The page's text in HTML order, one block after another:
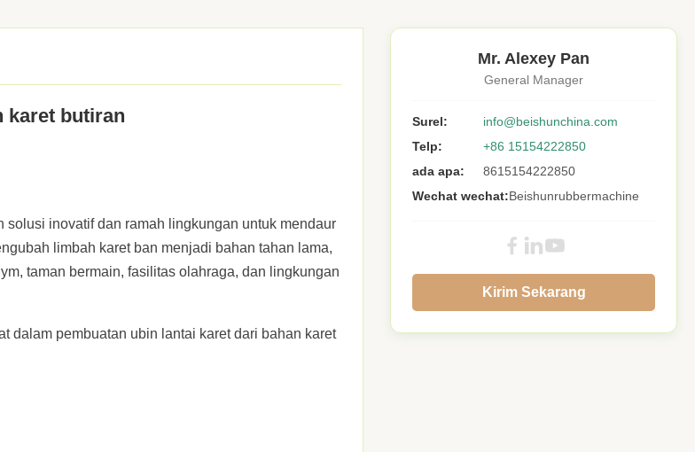
karet butiran
inovatif dan ramah lingkungan untuk mendaur
limbah karet ban menjadi bahan tahan lama,
taman bermain, fasilitas olahraga, dan lingkungan
dalam pembuatan ubin lantai karet dari bahan karet
Mr. Alexey Pan
General Manager
Surel:
info@beishunchina.com
Telp:
+86 15154222850
ada apa:
8615154222850
Wechat wechat:Beishunrubbermachine
Kirim Sekarang